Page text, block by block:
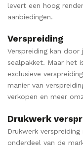
levert een hoog
aanbiedingen.
Verspreiding
Verspreiding kan
sealpakket. Maar het
exclusieve
manier van
verkopen en meer
Drukwerk
Drukwerk
onderdeel van de